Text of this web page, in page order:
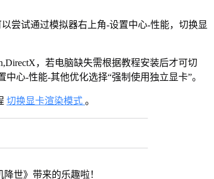
尝试通过模拟器右上角-设置中心-性能，切换显
，若电脑缺失需根据教程安装后才可切
心-性能-其他优化选择“强制使用独立显卡”。
切换显卡渲染模式 。
世》带来的乐趣啦！